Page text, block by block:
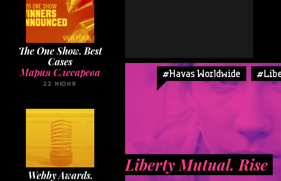
The One Show. Best
Cases
Мария Слесарева
22 ИЮНЯ
Webby Awards.
#Havas Worldwide
Liberty Mutual. Rise